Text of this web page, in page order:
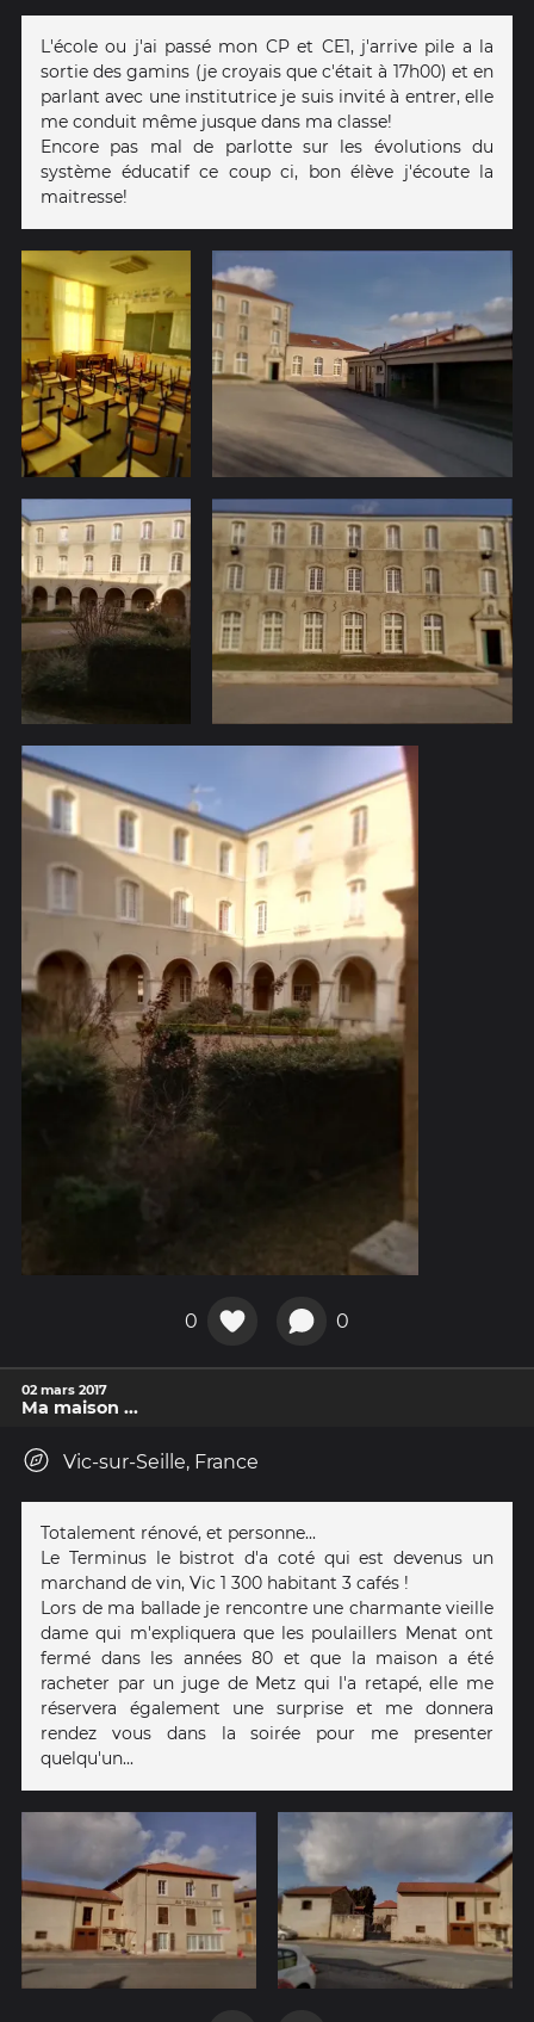
L'école ou j'ai passé mon CP et CE1, j'arrive pile a la
sortie des gamins (je croyais que c'était à 17h00) et en
parlant avec une institutrice je suis invité à entrer, elle
me conduit même jusque dans ma classe!
Encore pas mal de parlotte sur les évolutions du
système éducatif ce coup ci, bon élève j'écoute la
maitresse!
0 0
02 mars 2017
Ma maison ...
Vic-sur-Seille, France
Totalement rénové, et personne...
Le Terminus le bistrot d'a coté qui est devenus un
marchand de vin, Vic 1 300 habitant 3 cafés !
Lors de ma ballade je rencontre une charmante vieille
dame qui m'expliquera que les poulaillers Menat ont
fermé dans les années 80 et que la maison a été
racheter par un juge de Metz qui l'a retapé, elle me
réservera également une surprise et me donnera
rendez vous dans la soirée pour me presenter
quelqu'un...